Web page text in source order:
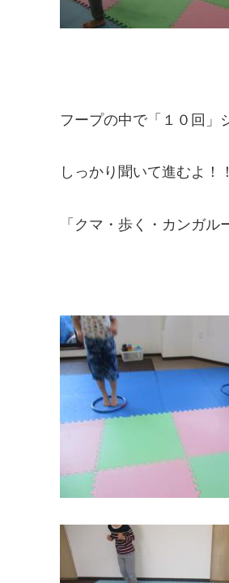
フープの中で「１０回」
しっかり聞いて進むよ！！
「クマ・歩く・カンガ